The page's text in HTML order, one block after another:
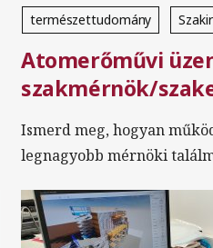
természettudomány
levelező
magyar
Atomerőművi
szakmérnök/
Ismerd meg, hogyan
legnagyobb mérnöki